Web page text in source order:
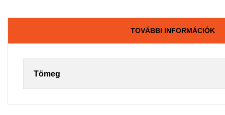
TOVÁBBI INFORMÁCIÓK
Tömeg